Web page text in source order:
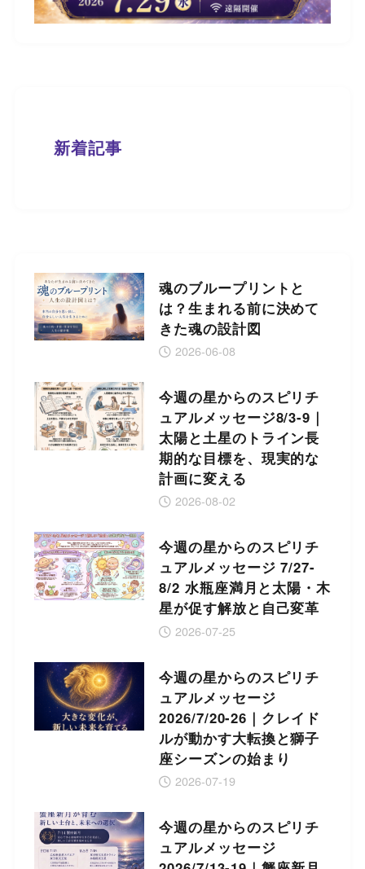
新着記事
魂のブループリントと
は？生まれる前に決めて
きた魂の設計図
2026-06-08
今週の星からのスピリチ
ュアルメッセージ8/3-9｜
太陽と土星のトライン長
期的な目標を、現実的な
計画に変える
2026-08-02
今週の星からのスピリチ
ュアルメッセージ 7/27-
8/2 水瓶座満月と太陽・木
星が促す解放と自己変革
2026-07-25
今週の星からのスピリチ
ュアルメッセージ
2026/7/20-26｜クレイド
ルが動かす大転換と獅子
座シーズンの始まり
2026-07-19
今週の星からのスピリチ
ュアルメッセージ